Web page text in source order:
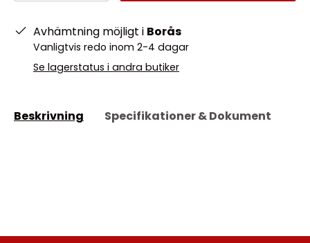
Avhämtning möjligt i Borås
Vanligtvis redo inom 2-4 dagar
Se lagerstatus i andra butiker
Beskrivning Specifikationer & Dokument